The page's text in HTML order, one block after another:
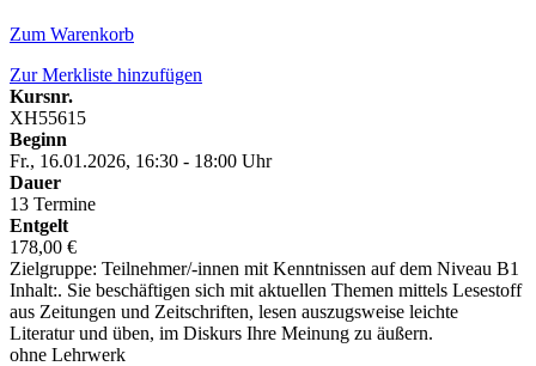
Zum Warenkorb
Zur Merkliste hinzufügen
Kursnr.
XH55615
Beginn
Fr., 16.01.2026, 16:30 - 18:00 Uhr
Dauer
13 Termine
Entgelt
178,00 €
Zielgruppe: Teilnehmer/-innen mit Kenntnissen auf dem Niveau B1
Inhalt:. Sie beschäftigen sich mit aktuellen Themen mittels Lesestoff
aus Zeitungen und Zeitschriften, lesen auszugsweise leichte
Literatur und üben, im Diskurs Ihre Meinung zu äußern.
ohne Lehrwerk